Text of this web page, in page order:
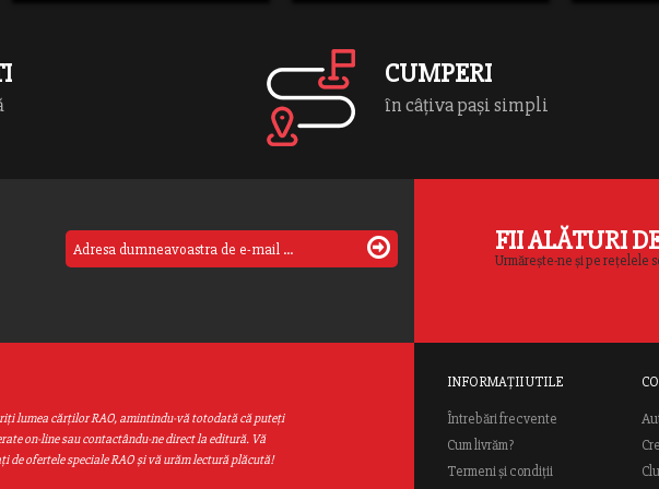
CUMPERI
în câțiva pași simpli
FII ALĂTURI
Urmărește-ne și pe rețelele
lumea cărţilor RAO, amintindu-vă totodată că puteţi
on-line sau contactându-ne direct la editură. Vă
de ofertele speciale RAO şi vă urăm lectură plăcută!
INFORMAȚII UTILE
Întrebări frecvente
Cum livrăm?
Termeni și condiții